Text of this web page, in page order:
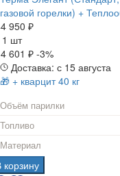
газовой горелки) +
950 ₽
1 шт
601 ₽ -3%
Доставка: с 15 августа
🎁 + кварцит 40 кг
Объём парилки
Топливо
Материал
корзину